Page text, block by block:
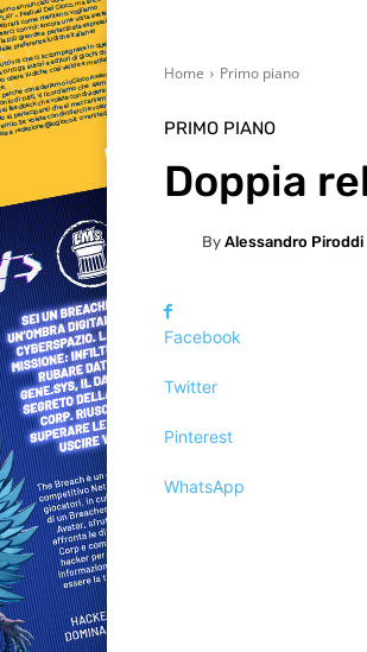
Home Primo piano
PRIMO PIANO
Doppia
By Alessandro Piroddi
Facebook
Twitter
Pinterest
WhatsApp